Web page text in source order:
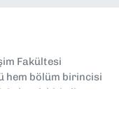
Fakültesi
hem bölüm birincisi
olarak bitirdim.